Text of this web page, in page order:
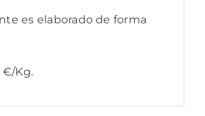
es elaborado de forma
€/Kg.